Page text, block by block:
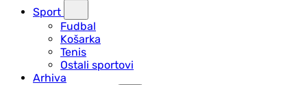
Sport
Fudbal
Košarka
Tenis
Ostali sportovi
Arhiva